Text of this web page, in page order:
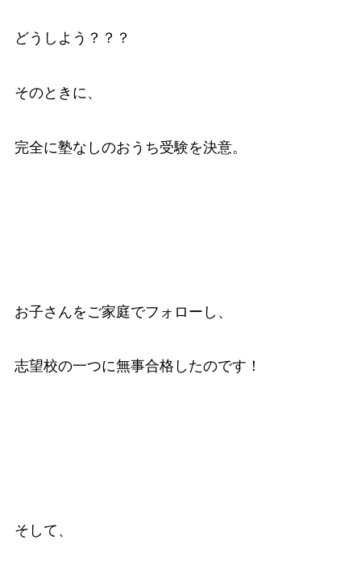
どうしよう？？？
そのときに、
完全に塾なしのおうち受験を決意。
お子さんをご家庭でフォローし、
志望校の一つに無事合格したのです！
そして、